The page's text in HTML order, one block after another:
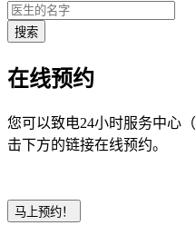
在线预约
您可以致电24小时服务中心（
击下方的链接在线预约。